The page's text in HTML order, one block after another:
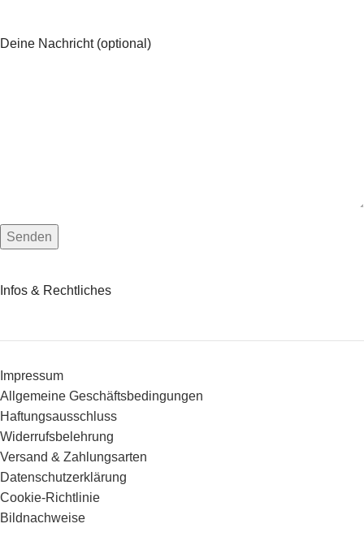
Deine Nachricht (optional)
Infos & Rechtliches
Impressum
Allgemeine Geschäftsbedingungen
Haftungsausschluss
Widerrufsbelehrung
Versand & Zahlungsarten
Datenschutzerklärung
Cookie-Richtlinie
Bildnachweise